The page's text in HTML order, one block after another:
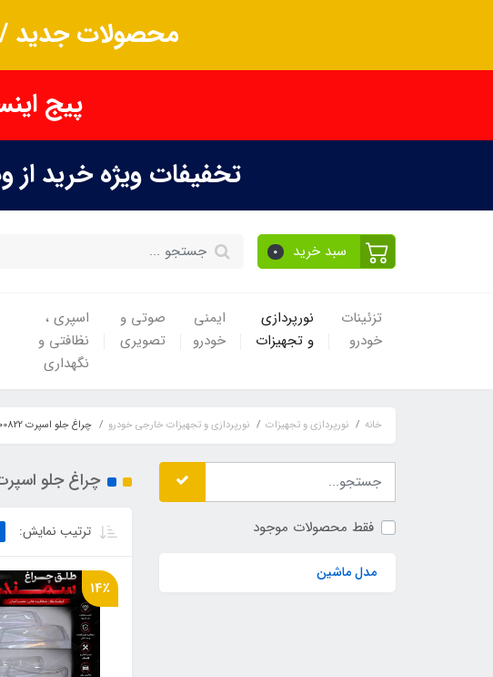
محصولات جدید /
پیج
تخفیفات ویژه خرید
سبد خرید 0
تزئینات
خودرو
نورپردازی
و تجهیزات
ایمنی
خودرو
صوتی و
تصویری
اسپری ،
نظافتی و
نگهداری
خانه نورپردازی و تجهیزات نورپردازی و تجهیزات خارجی خودرو چراغ جلو اسپرت 900822
فقط محصولات موجود
مدل ماشین
چراغ جلو اسپرت
ترتیب نمایش:
14٪